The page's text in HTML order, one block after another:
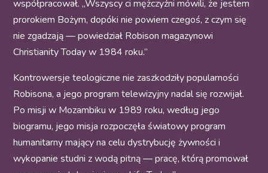
współpracował. „Wszyscy ci mężczyźni mówili, że jestem
prorokiem Bożym, dopóki nie powiem czegoś, z czym się
nie zgadzają — powiedział Robison magazynowi
Christianity Today w 1984 roku.”
Kontrowersje teologiczne nie zaszkodziły popularności
Robisona, a jego program telewizyjny nadal się rozwijał.
Po misji w Mozambiku w 1989 roku, według jego
biogramu, jego misja rozpoczęła światowy program
humanitarny mający na celu dystrybucję żywności i
wykopanie studni z wodą pitną — pracę, którą promował